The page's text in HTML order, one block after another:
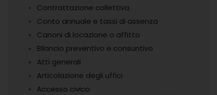
Contrattazione collettiva
Conto annuale e tassi di assenza
Canoni di locazione o affitto
Bilancio preventivo e consuntivo
Atti generali
Articolazione degli uffici
Accesso civico